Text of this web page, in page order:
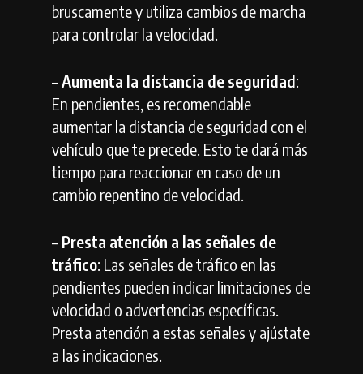
bruscamente y utiliza cambios de marcha
para controlar la velocidad.
–Aumenta la distancia de seguridad:
En pendientes, es recomendable
aumentar la distancia de seguridad con el
vehículo que te precede. Esto te dará más
tiempo para reaccionar en caso de un
cambio repentino de velocidad.
– Presta atención a las señales de
tráfico: Las señales de tráfico en las
pendientes pueden indicar limitaciones de
velocidad o advertencias específicas.
Presta atención a estas señales y ajústate
a las indicaciones.